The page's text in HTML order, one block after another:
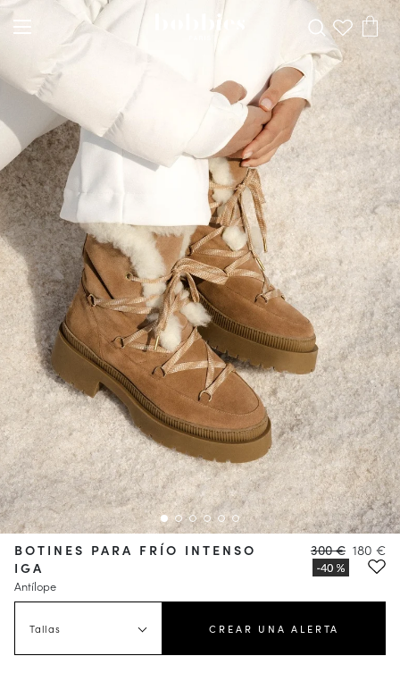
BOTINES PARA FRÍO INTENSO
IGA
Antílope
300 € 180 €
Tallas CREAR UNA ALERTA